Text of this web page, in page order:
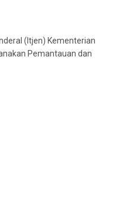
(Itjen) Kementerian
Pemantauan dan